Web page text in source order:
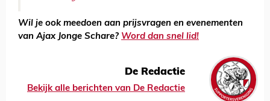
Wil je ook meedoen aan prijsvragen en evenementen
van Ajax Jonge Schare? Word dan snel lid!
De Redactie
Bekijk alle berichten van De Redactie